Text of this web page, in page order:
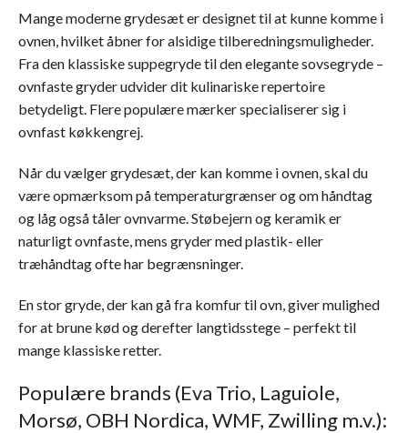
Mange moderne grydesæt er designet til at kunne komme i
ovnen, hvilket åbner for alsidige tilberedningsmuligheder.
Fra den klassiske suppegryde til den elegante sovsegryde –
ovnfaste gryder udvider dit kulinariske repertoire
betydeligt. Flere populære mærker specialiserer sig i
ovnfast køkkengrej.
Når du vælger grydesæt, der kan komme i ovnen, skal du
være opmærksom på temperaturgrænser og om håndtag
og låg også tåler ovnvarme. Støbejern og keramik er
naturligt ovnfaste, mens gryder med plastik- eller
træhåndtag ofte har begrænsninger.
En stor gryde, der kan gå fra komfur til ovn, giver mulighed
for at brune kød og derefter langtidsstege – perfekt til
mange klassiske retter.
Populære brands (Eva Trio, Laguiole,
Morsø, OBH Nordica, WMF, Zwilling m.v.):